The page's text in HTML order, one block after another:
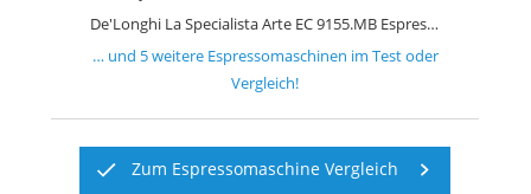
De'Longhi La Specialista Arte EC 9155.MB Espresso Siebträgermaschine
… und 5weitere Espressomaschinen im Test oder
Vergleich!
Zum Espressomaschine Vergleich